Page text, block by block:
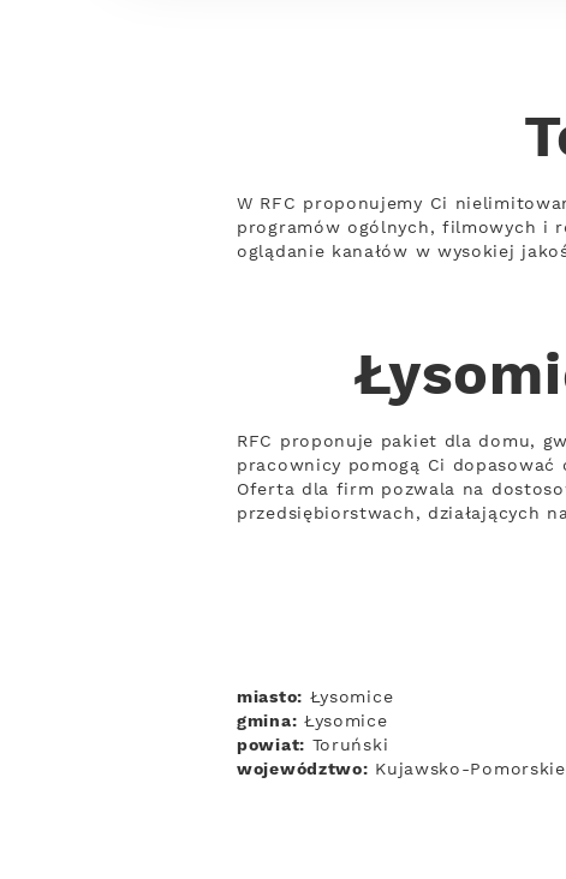
W RFC proponujemy Ci
programów ogólnych, filmowych i
oglądanie kanałów w wysokiej
RFC proponuje pakiet dla domu,
pracownicy pomogą Ci
Oferta dla firm pozwala na
przedsiębiorstwach, działających
miasto: Łysomice
gmina: Łysomice
powiat: Toruński
województwo: Kujawsko-Pomorskie